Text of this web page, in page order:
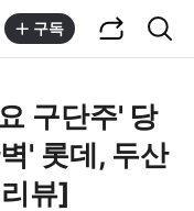
구독
구단주' 당
' 롯데, 두산
뷰]